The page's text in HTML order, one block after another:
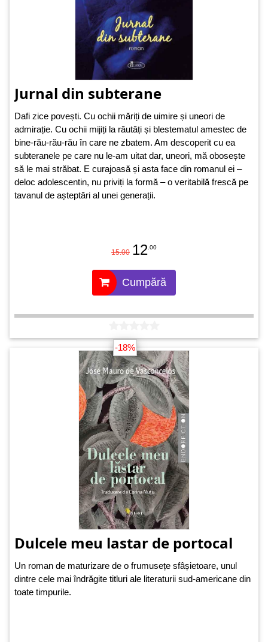
Jurnal din subterane
Dafi zice povești. Cu ochii măriți de uimire și uneori de
admirație. Cu ochii mijiți la răutăți și blestematul amestec de
bine-rău-rău-rău în care ne zbatem. Am descoperit cu ea
subteranele pe care nu le-am uitat dar, uneori, mă obosește
să le mai străbat. E curajoasă și asta face din romanul ei –
deloc adolescentin, nu priviți la formă – o veritabilă frescă pe
tavanul de așteptări al unei generații.
15.00 12 .00
Cumpără
-18%
Dulcele meu lastar de portocal
Un roman de maturizare de o frumusețe sfâșietoare, unul
dintre cele mai îndrăgite titluri ale literaturii sud-americane din
toate timpurile.